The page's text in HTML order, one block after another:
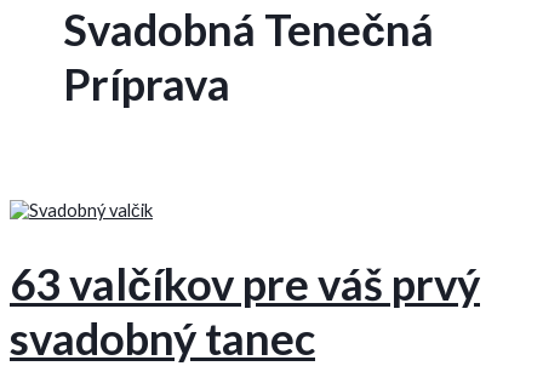
Svadobná Tenečná
Príprava
63 valčíkov pre váš prvý
svadobný tanec